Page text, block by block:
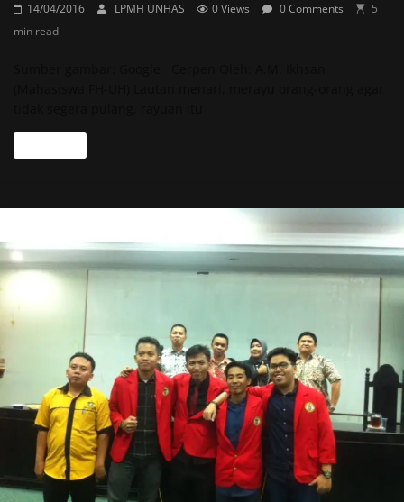
14/04/2016 LPMH UNHAS 0 Views 0 Comments
5
min read